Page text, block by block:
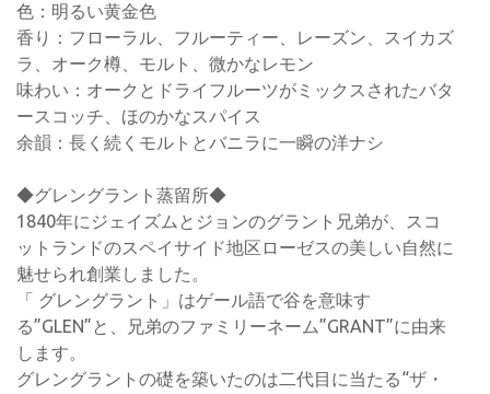
色：明るい黄金色
香り：フローラル、フルーティー、レーズン、スイカズ
ラ、オーク樽、モルト、微かなレモン
味わい：オークとドライフルーツがミックスされたバタ
ースコッチ、ほのかなスパイス
余韻：長く続くモルトとバニラに一瞬の洋ナシ
◆グレングラント蒸留所◆
1840年にジェイズムとジョンのグラント兄弟が、スコ
ットランドのスペイサイド地区ローゼスの美しい自然に
魅せられ創業しました。
「 グレングラント」はゲール語で谷を意味す
る”GLEN”と、兄弟のファミリーネーム”GRANT”に由来
します。
グレングラントの礎を築いたのは二代目に当たる“ザ・